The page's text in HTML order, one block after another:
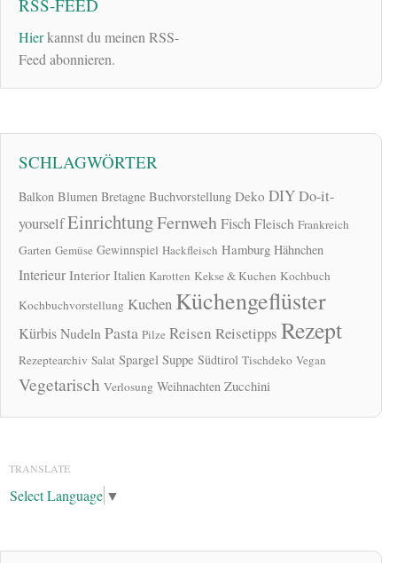
RSS-FEED
Hierkannst du meinen RSS-
Feed abonnieren.
SCHLAGWÖRTER
Balkon Blumen Bretagne Buchvorstellung Deko DIYDo-it-
yourselfEinrichtungFernwehFischFleisch Frankreich
Garten Gemüse Gewinnspiel Hackfleisch Hamburg Hähnchen
Interieur Interior Italien Karotten Kekse & Kuchen Kochbuch
Kochbuchvorstellung Kuchen Küchengeflüster
KürbisNudeln Pasta Pilze Reisen Reisetipps Rezept
Rezeptearchiv Salat Spargel Suppe Südtirol Tischdeko Vegan
Vegetarisch Verlosung Weihnachten Zucchini
TRANSLATE
Select Language ▼